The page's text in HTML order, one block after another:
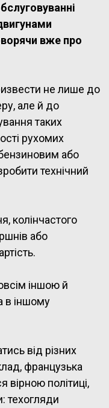
вже про
не лише до
але й до
таких
рухомих
або
технічний
колінчастого
або
іншою й
в іншому
від різних
французька
вірною політиці,
техогляди